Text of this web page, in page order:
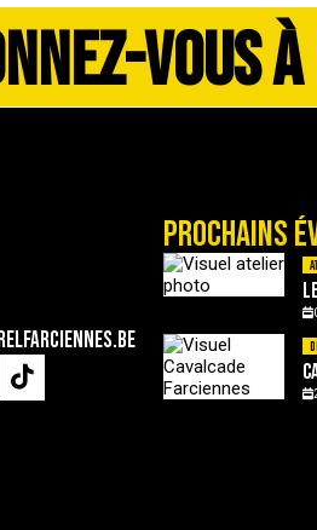
VOUS
PROCHAINS